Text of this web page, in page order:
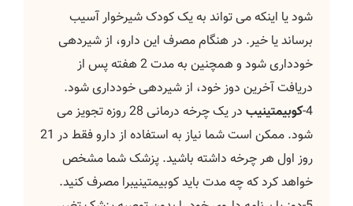
شود یا اینکه می تواند به یک کودک شیرخوار آسیب
برساند یا خیر. در هنگام مصرف این دارو، از شیردهی
خودداری شود و همچنین به مدت 2 هفته پس از
دریافت آخرین دوز خود، از شیردهی خودداری شود.
کوبیمتینیب
در یک چرخه درمانی 28 روزه تجویز می
شود. ممکن است شما نیاز به استفاده از دارو فقط در 21
روز اول هر چرخه داشته باشید. پزشک شما مشخص
خواهد کرد که چه مدت باید کوبیمتینیبرا مصرف کنید.